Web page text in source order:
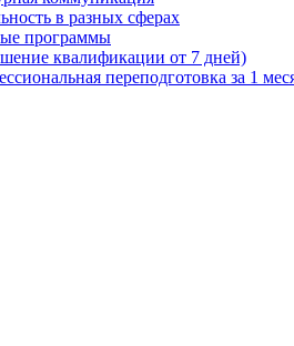
в разных сферах
программы
квалификации от 7 дней)
переподготовка за 1